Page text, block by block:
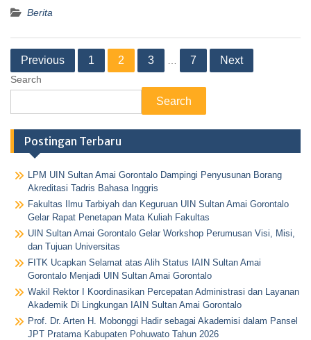
Berita
Previous 1 2 3 7 Next
Search
Search
Postingan Terbaru
LPM UIN Sultan Amai Gorontalo Dampingi Penyusunan Borang
Akreditasi Tadris Bahasa Inggris
Fakultas Ilmu Tarbiyah dan Keguruan UIN Sultan Amai Gorontalo
Gelar Rapat Penetapan Mata Kuliah Fakultas
UIN Sultan Amai Gorontalo Gelar Workshop Perumusan Visi, Misi,
dan Tujuan Universitas
FITK Ucapkan Selamat atas Alih Status IAIN Sultan Amai
Gorontalo Menjadi UIN Sultan Amai Gorontalo
Wakil Rektor I Koordinasikan Percepatan Administrasi dan Layanan
Akademik Di Lingkungan IAIN Sultan Amai Gorontalo
Prof. Dr. Arten H. Mobonggi Hadir sebagai Akademisi dalam Pansel
JPT Pratama Kabupaten Pohuwato Tahun 2026